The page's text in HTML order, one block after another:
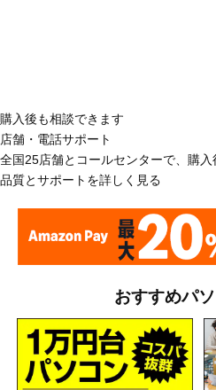
購入後も相談できます
店舗・電話サポート
全国25店舗とコールセンターで、購
品質とサポートを詳しく見る
おすすめパ